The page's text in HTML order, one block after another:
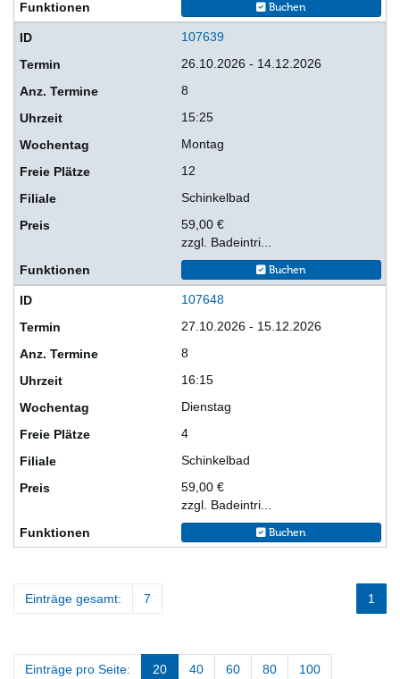
Buchen
107639
26.10.2026 - 14.12.2026
8
15:25
Montag
12
Schinkelbad
59,00 €
zzgl. Badeintri...
Buchen
107648
27.10.2026 - 15.12.2026
8
16:15
Dienstag
4
Schinkelbad
59,00 €
zzgl. Badeintri...
Buchen
1
Einträge gesamt: 7
Einträge pro Seite: 20 40 60 80 100